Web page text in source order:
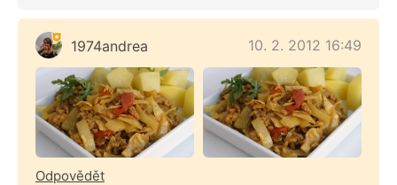
1974andrea 10. 2. 2012 16:49
Odpovědět